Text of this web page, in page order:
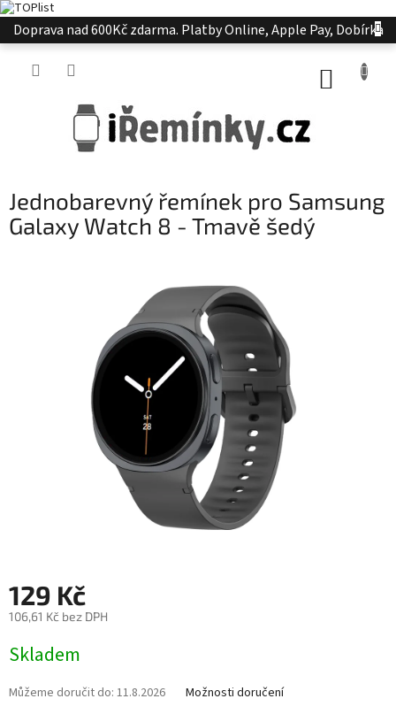
Přejít
na
Doprava nad 600Kč zdarma. Platby Online, Apple Pay, Dobírka
Jednobarevný řemínek pro Samsung
Galaxy Watch 8 - Tmavě šedý
129 Kč
106,61 Kč bez DPH
cena:
Skladem
Můžeme doručit do: 11.8.2026 Možnosti doručení